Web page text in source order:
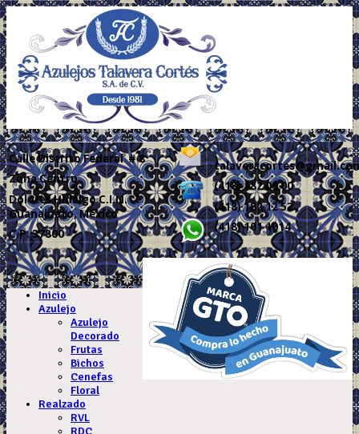
CalleDistrito Federal # 8
Zona Centro
Dolores Hidalgo C.I.N.
Guanajuato, México
C.P. 37800
(418) 182 09 00
(418) 182 12 52
(418) 101 1014
.
Inicio
Azulejo
Azulejo
Decorado
Frutas
Bichos
Cenefas
Floral
Realzado
RVL